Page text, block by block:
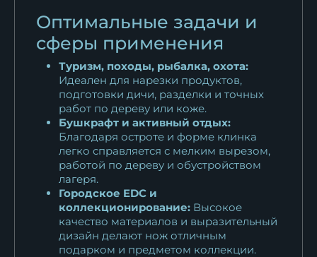
Оптимальные задачи и
сферы применения
Туризм, походы, рыбалка, охота:
Идеален для нарезки продуктов,
подготовки дичи, разделки и точных
работ по дереву или коже.
Бушкрафт и активный отдых:
Благодаря остроте и форме клинка
легко справляется с мелким вырезом,
работой по дереву и обустройством
лагеря.
Городское EDC и
коллекционирование: Высокое
качество материалов и выразительный
дизайн делают нож отличным
подарком и предметом коллекции.